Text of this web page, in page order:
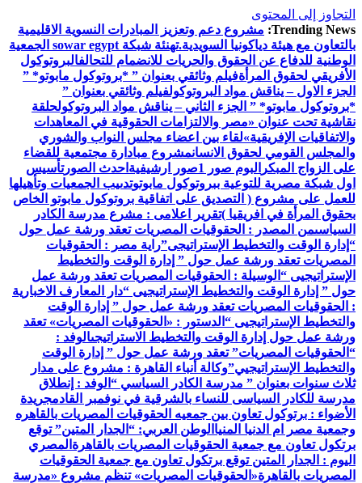
التجاوز إلى المحتوى
Trending News: مشروع دعم وتعزيز المبادرات النسوية الاقليمية
بالتعاون مع هيئة دياكونيا السويدية.
تهنئة شبكة sowar egypt الجمعية
الوطنية للدفاع عن الحقوق والحريات للانضمام للتحالفالبروتوكول
الأفريقي لحقوق المرأةفيلم وثائقي بعنوان ” *بروتوكول مابوتو* ”
الجزء الاول – يناقش مواد البروتوكولفيلم وثائقي بعنوان ”
*بروتوكول مابوتو* ” الجزء الثاني – يناقش مواد البروتوكولحلقة
نقاشية تحت عنوان «مصر والالتزامات الحقوقية في المعاهدات
والاتفاقيات الإفريقية»لقاء بين اعضاء مجلس النواب والشوري
والمجلس القومي لحقوق الانسانمشروع مبادارة مجتمعية للقضاء
على الزواج المبكر البوم صور 1 صور ارشيفية احدث الصورتأسيس
اول شبكة مصرية للتوعية ببروتوكول مابوتوتدىيب الجمعيات وتأهيلها
للعمل على مشروع ( التصديق على اتفاقية بروتوكول مابوتو الخاص
بحقوق المرأة في افريقيا )تقرير اعلامى : مشرع مدرسة الكادر
السياسىمن المصدر : الحقوقيات المصريات تعقد ورشة عمل حول
“إدارة الوقت والتخطيط الإستراتيجى”راية مصر : الحقوقيات
المصريات تعقد ورشة عمل حول ” إدارة الوقت والتخطيط
الإستراتيجيى “ الوسيلة : الحقوقيات المصريات تعقد ورشة عمل
حول ” إدارة الوقت والتخطيط الإستراتيجيى “دار المعارف الاخبارية
: الحقوقيات المصريات تعقد ورشة عمل حول ” إدارة الوقت
والتخطيط الإستراتيجيى “ الدستور : «الحقوقيات المصريات» تعقد
ورشة عمل حول إدارة الوقت والتخطيط الاستراتيجىالوفد :
“الحقوقيات المصريات” تعقد ورشة عمل حول ” إدارة الوقت
والتخطيط الإستراتيجيي”وكالة أنباء القاهرة : مشروع على مدار
ثلاث سنوات بعنوان ” مدرسة الكادر السياسي “ الوفد : إنطلاق
مدرسة للكادر السياسى للنساء بالشرقية في نوفمبر القادمجريدة
الأضواء : برتوكول تعاون بين جمعيه الحقوقيات المصريات بالقاهره
وجمعية مصر ام الدنيا المنيا الوطن العربي: “الجدار المتين” توقع
برتكول تعاون مع جمعية الحقوقيات المصريات بالقاهرة المصري
اليوم : الجدار المتين توقع برتكول تعاون مع جمعية الحقوقيات
المصريات بالقاهرة«الحقوقيات المصريات» تنظم مشروع «مدرسة